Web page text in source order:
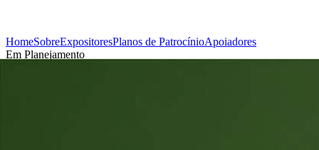
HomeSobreExpositoresPlanos de PatrocínioApoiadores
Em Planejamento